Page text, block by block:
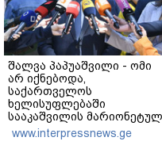
შალვა პაპუაშვილი - ომი
არ იქნებოდა,
საქართველოს
ხელისუფლებაში
სააკაშვილის
რეჟიმის ნაცვლად
„ქართული ოცნების“
www.interpressnews.ge